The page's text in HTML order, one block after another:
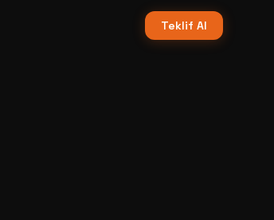
Teklif Al